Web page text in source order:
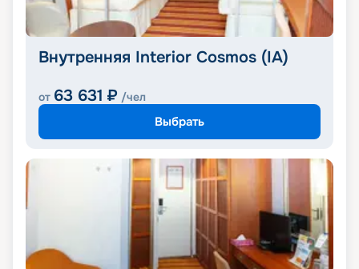
Внутренняя Interior Cosmos (IA)
от 63 631 ₽ /чел
Выбрать